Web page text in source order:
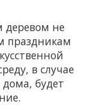
деревом не
праздникам
в случае
будет